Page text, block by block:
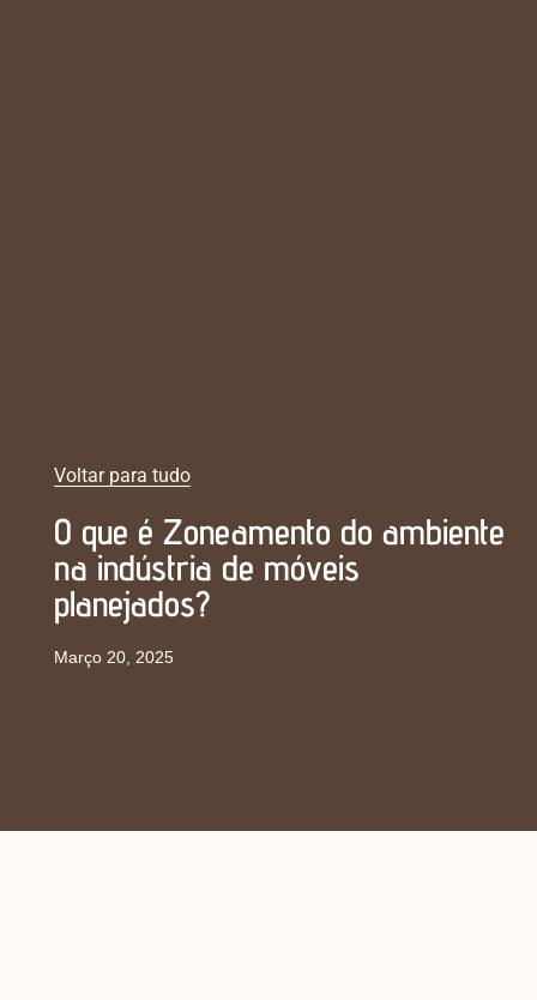
Voltar para tudo
O que é Zoneamento do ambiente
na indústria de móveis
planejados?
Março 20, 2025